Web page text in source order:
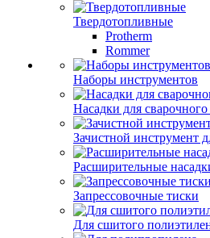
Твердотопливные
Protherm
Rommer
Наборы инструментов
Насадки для сварочного
Зачистной инструмент
Расширительные
Запрессовочные тиски
Для сшитого